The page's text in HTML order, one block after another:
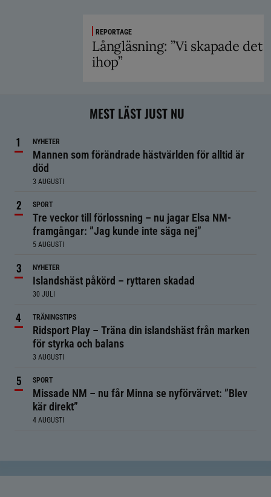
REPORTAGE
Långläsning: ”Vi skapade det
ihop”
MEST LÄST JUST NU
NYHETER
Mannen som förändrade hästvärlden för alltid är
död
3 AUGUSTI
SPORT
Tre veckor till förlossning – nu jagar Elsa NM-
framgångar: ”Jag kunde inte säga nej”
5 AUGUSTI
NYHETER
Islandshäst påkörd – ryttaren skadad
30 JULI
TRÄNINGSTIPS
Ridsport Play – Träna din islandshäst från marken
för styrka och balans
3 AUGUSTI
SPORT
Missade NM – nu får Minna se nyförvärvet: ”Blev
kär direkt”
4 AUGUSTI